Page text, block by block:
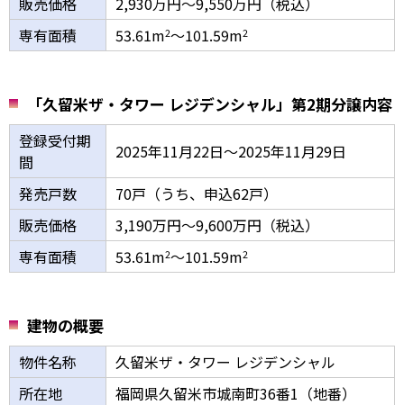
専有面積
53.61m2～101.59m2
「久留米ザ・タワー レジデンシャル」第2期分譲内容
登録受付期
間
2025年11月22日～2025年11月29日
発売戸数
70戸（うち、申込62戸）
販売価格
3,190万円～9,600万円（税込）
専有面積
53.61m2～101.59m2
建物の概要
物件名称
久留米ザ・タワー レジデンシャル
所在地
福岡県久留米市城南町36番1（地番）